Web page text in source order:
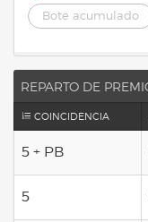
Bote acumulado
REPARTO DE
COINCIDENCIA
5 + PB
5